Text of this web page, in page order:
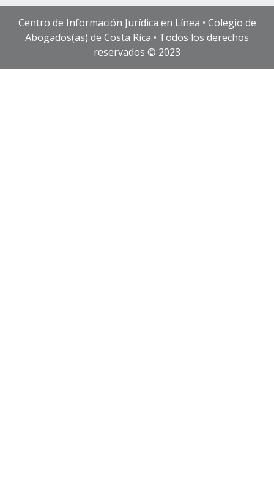
Centro de Información Jurídica en Línea • Colegio de
Abogados(as) de Costa Rica • Todos los derechos
reservados © 2023